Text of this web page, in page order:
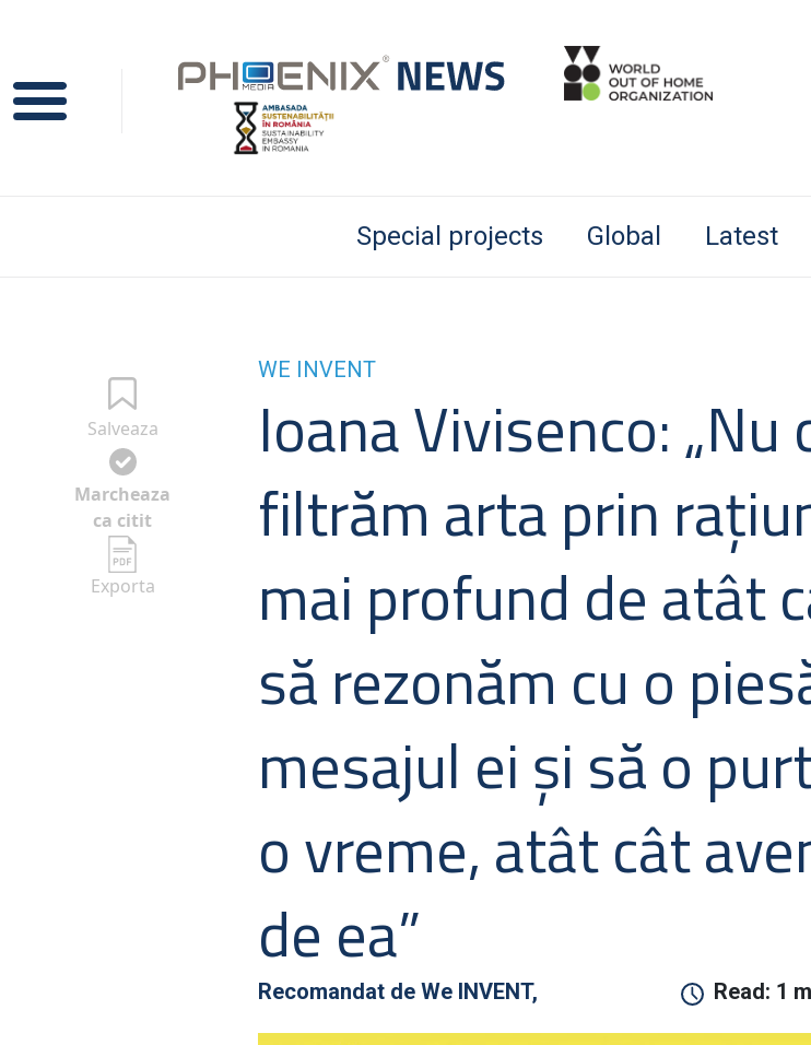
Special projects Global Latest
Salveaza
Marcheaza
ca citit
Exporta
WE INVENT
Ioana Vivisenco: „Nu
filtrăm arta prin
mai profund de atât
să rezonăm cu o
mesajul ei și să o
o vreme, atât cât
de ea”
Recomandat de We INVENT, Read: 1